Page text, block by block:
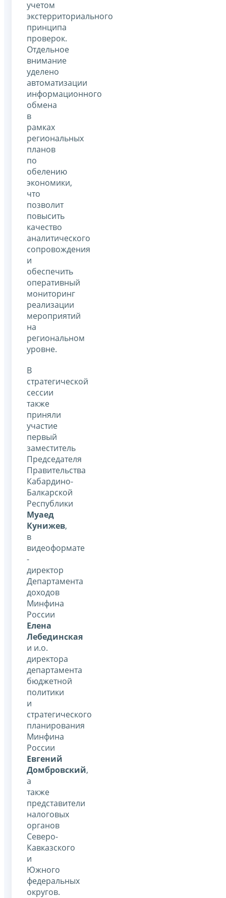
учетом
экстерриториального
принципа
проверок.
Отдельное
внимание
уделено
автоматизации
информационного
обмена
в
рамках
региональных
планов
по
обелению
экономики,
что
позволит
повысить
качество
аналитического
сопровождения
и
обеспечить
оперативный
мониторинг
реализации
мероприятий
на
региональном
уровне.
В
стратегической
сессии
также
приняли
участие
первый
заместитель
Председателя
Правительства
Кабардино-
Балкарской
Республики
Муаед
Кунижев,
в
видеоформате
-
директор
Департамента
доходов
Минфина
России
Елена
Лебединская
и и.о.
директора
департамента
бюджетной
политики
и
стратегического
планирования
Минфина
России
Евгений
Домбровский,
а
также
представители
налоговых
органов
Северо-
Кавказского
и
Южного
федеральных
округов.